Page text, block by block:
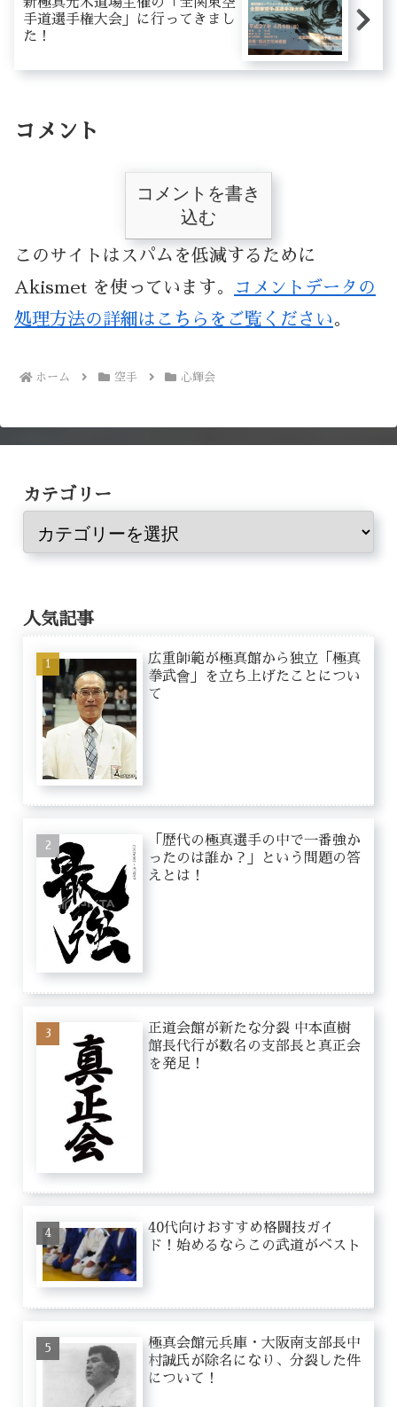
手道選手権大会」に行ってきまし
た！
コメント
コメントを書き
込む
このサイトはスパムを低減するために
Akismet を使っています。
コメントデータの
処理方法の詳細はこちらをご覧ください 。
ホーム 空手 心輝会
カテゴリー
人気記事
広重師範が極真館から独立「極真
拳武會」を立ち上げたことについ
て
「歴代の極真選手の中で一番強か
ったのは誰か？」という問題の答
えとは！
正道会館が新たな分裂 中本直樹
館長代行が数名の支部長と真正会
を発足！
40代向けおすすめ格闘技ガイ
ド！始めるならこの武道がベスト
極真会館元兵庫・大阪南支部長中
村誠氏が除名になり、分裂した件
について！